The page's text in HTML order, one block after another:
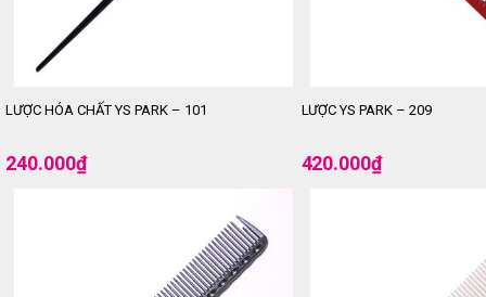
LƯỢC HÓA CHẤT YS PARK – 101
240.000₫
LƯỢC YS PARK – 209
420.000₫